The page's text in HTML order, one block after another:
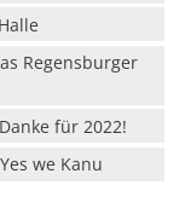
Regensburger
für 2022!
we Kanu